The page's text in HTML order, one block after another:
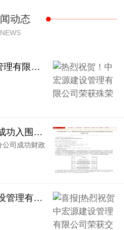
动态
NEWS
热烈祝贺！中宏源建设管理有限公司荣获殊荣
喜报|中宏源龙岩分公司成功入围龙岩市财政投资评审中心协审机构服务采购项目
公司成功财政
喜报|热烈祝贺中宏源建设管理有限公司荣获交通部公路工程乙级资质